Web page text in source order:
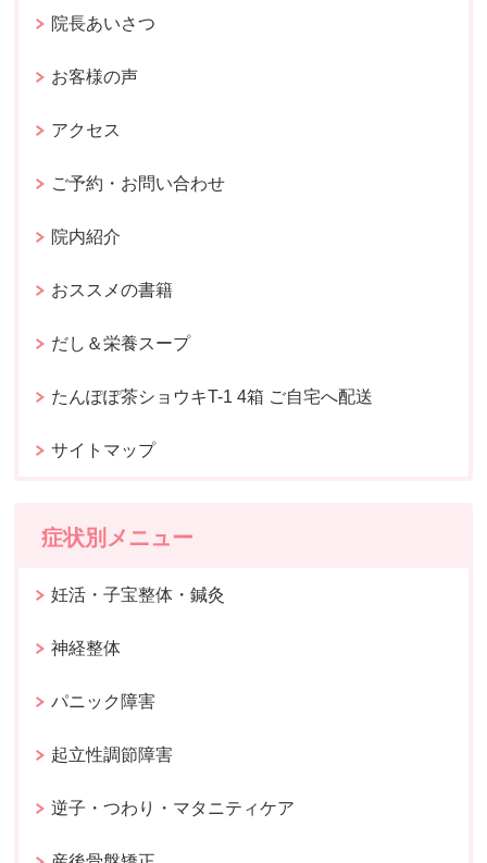
院長あいさつ
お客様の声
アクセス
ご予約・お問い合わせ
院内紹介
おススメの書籍
だし＆栄養スープ
たんぽぽ茶ショウキT-1 4箱 ご自宅へ配送
サイトマップ
症状別メニュー
妊活・子宝整体・鍼灸
神経整体
パニック障害
起立性調節障害
逆子・つわり・マタニティケア